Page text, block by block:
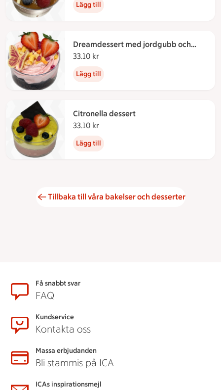
Lägg till
Dreamdessert med jordgubb och
vanilj
33.10 kr
Lägg till
Citronella dessert
33.10 kr
Lägg till
Tillbaka till våra bakelser och desserter
SidfotFå snabbt svar
FAQ
Kundservice
Kontakta oss
Massa erbjudanden
Bli stammis på ICA
ICAs inspirationsmejl